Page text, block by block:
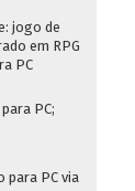
jogo de
em RPG
PC
PC;
para PC via